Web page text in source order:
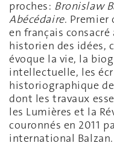
proches: Bronislaw
Abécédaire. Premier
en français consacré
historien des idées,
évoque la vie, la
intellectuelle, les
historiographique
dont les travaux
les Lumières et la
couronnés en 2011
international Balzan.